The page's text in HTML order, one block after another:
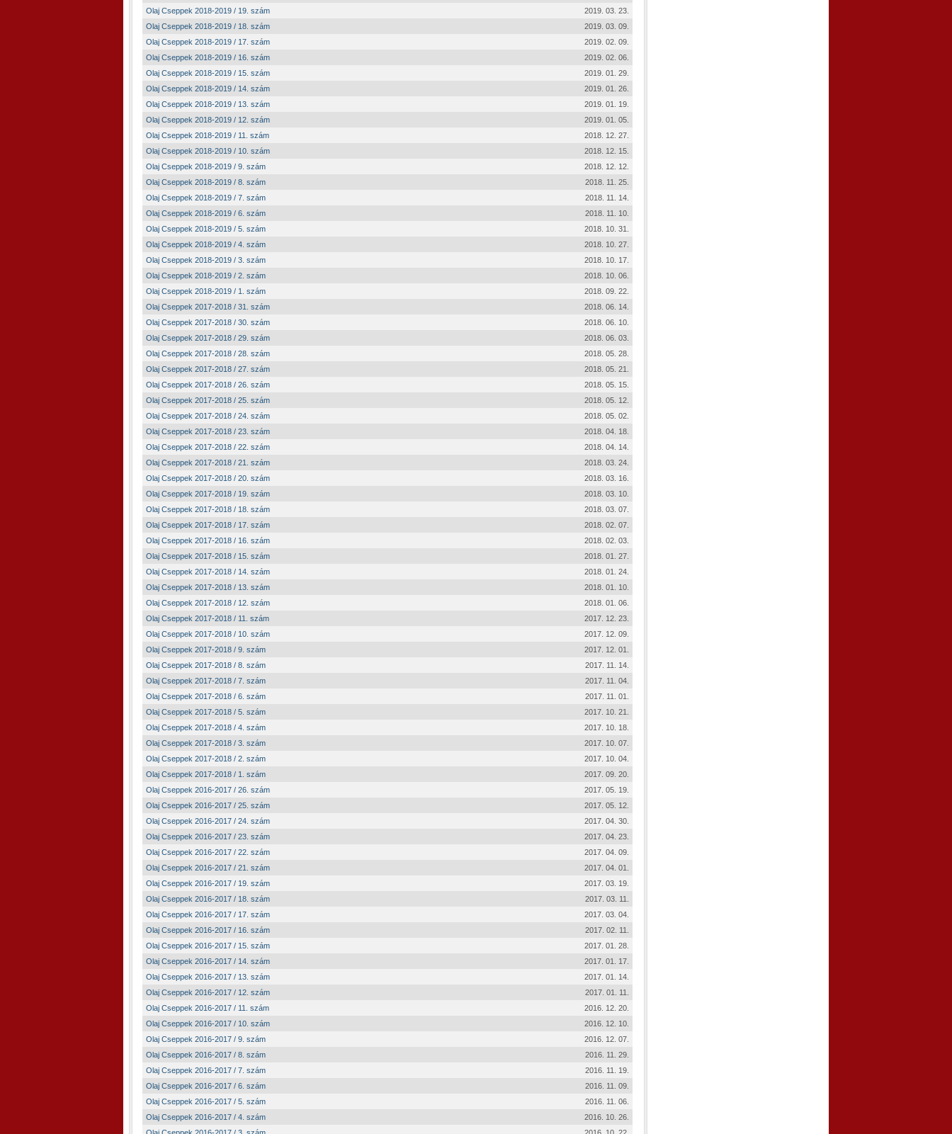
Olaj Cseppek 2018-2019 / 19. szám
2019. 03. 23.
Olaj Cseppek 2018-2019 / 18. szám
2019. 03. 09.
Olaj Cseppek 2018-2019 / 17. szám
2019. 02. 09.
Olaj Cseppek 2018-2019 / 16. szám
2019. 02. 06.
Olaj Cseppek 2018-2019 / 15. szám
2019. 01. 29.
Olaj Cseppek 2018-2019 / 14. szám
2019. 01. 26.
Olaj Cseppek 2018-2019 / 13. szám
2019. 01. 19.
Olaj Cseppek 2018-2019 / 12. szám
2019. 01. 05.
Olaj Cseppek 2018-2019 / 11. szám
2018. 12. 27.
Olaj Cseppek 2018-2019 / 10. szám
2018. 12. 15.
Olaj Cseppek 2018-2019 / 9. szám
2018. 12. 12.
Olaj Cseppek 2018-2019 / 8. szám
2018. 11. 25.
Olaj Cseppek 2018-2019 / 7. szám
2018. 11. 14.
Olaj Cseppek 2018-2019 / 6. szám
2018. 11. 10.
Olaj Cseppek 2018-2019 / 5. szám
2018. 10. 31.
Olaj Cseppek 2018-2019 / 4. szám
2018. 10. 27.
Olaj Cseppek 2018-2019 / 3. szám
2018. 10. 17.
Olaj Cseppek 2018-2019 / 2. szám
2018. 10. 06.
Olaj Cseppek 2018-2019 / 1. szám
2018. 09. 22.
Olaj Cseppek 2017-2018 / 31. szám
2018. 06. 14.
Olaj Cseppek 2017-2018 / 30. szám
2018. 06. 10.
Olaj Cseppek 2017-2018 / 29. szám
2018. 06. 03.
Olaj Cseppek 2017-2018 / 28. szám
2018. 05. 28.
Olaj Cseppek 2017-2018 / 27. szám
2018. 05. 21.
Olaj Cseppek 2017-2018 / 26. szám
2018. 05. 15.
Olaj Cseppek 2017-2018 / 25. szám
2018. 05. 12.
Olaj Cseppek 2017-2018 / 24. szám
2018. 05. 02.
Olaj Cseppek 2017-2018 / 23. szám
2018. 04. 18.
Olaj Cseppek 2017-2018 / 22. szám
2018. 04. 14.
Olaj Cseppek 2017-2018 / 21. szám
2018. 03. 24.
Olaj Cseppek 2017-2018 / 20. szám
2018. 03. 16.
Olaj Cseppek 2017-2018 / 19. szám
2018. 03. 10.
Olaj Cseppek 2017-2018 / 18. szám
2018. 03. 07.
Olaj Cseppek 2017-2018 / 17. szám
2018. 02. 07.
Olaj Cseppek 2017-2018 / 16. szám
2018. 02. 03.
Olaj Cseppek 2017-2018 / 15. szám
2018. 01. 27.
Olaj Cseppek 2017-2018 / 14. szám
2018. 01. 24.
Olaj Cseppek 2017-2018 / 13. szám
2018. 01. 10.
Olaj Cseppek 2017-2018 / 12. szám
2018. 01. 06.
Olaj Cseppek 2017-2018 / 11. szám
2017. 12. 23.
Olaj Cseppek 2017-2018 / 10. szám
2017. 12. 09.
Olaj Cseppek 2017-2018 / 9. szám
2017. 12. 01.
Olaj Cseppek 2017-2018 / 8. szám
2017. 11. 14.
Olaj Cseppek 2017-2018 / 7. szám
2017. 11. 04.
Olaj Cseppek 2017-2018 / 6. szám
2017. 11. 01.
Olaj Cseppek 2017-2018 / 5. szám
2017. 10. 21.
Olaj Cseppek 2017-2018 / 4. szám
2017. 10. 18.
Olaj Cseppek 2017-2018 / 3. szám
2017. 10. 07.
Olaj Cseppek 2017-2018 / 2. szám
2017. 10. 04.
Olaj Cseppek 2017-2018 / 1. szám
2017. 09. 20.
Olaj Cseppek 2016-2017 / 26. szám
2017. 05. 19.
Olaj Cseppek 2016-2017 / 25. szám
2017. 05. 12.
Olaj Cseppek 2016-2017 / 24. szám
2017. 04. 30.
Olaj Cseppek 2016-2017 / 23. szám
2017. 04. 23.
Olaj Cseppek 2016-2017 / 22. szám
2017. 04. 09.
Olaj Cseppek 2016-2017 / 21. szám
2017. 04. 01.
Olaj Cseppek 2016-2017 / 19. szám
2017. 03. 19.
Olaj Cseppek 2016-2017 / 18. szám
2017. 03. 11.
Olaj Cseppek 2016-2017 / 17. szám
2017. 03. 04.
Olaj Cseppek 2016-2017 / 16. szám
2017. 02. 11.
Olaj Cseppek 2016-2017 / 15. szám
2017. 01. 28.
Olaj Cseppek 2016-2017 / 14. szám
2017. 01. 17.
Olaj Cseppek 2016-2017 / 13. szám
2017. 01. 14.
Olaj Cseppek 2016-2017 / 12. szám
2017. 01. 11.
Olaj Cseppek 2016-2017 / 11. szám
2016. 12. 20.
Olaj Cseppek 2016-2017 / 10. szám
2016. 12. 10.
Olaj Cseppek 2016-2017 / 9. szám
2016. 12. 07.
Olaj Cseppek 2016-2017 / 8. szám
2016. 11. 29.
Olaj Cseppek 2016-2017 / 7. szám
2016. 11. 19.
Olaj Cseppek 2016-2017 / 6. szám
2016. 11. 09.
Olaj Cseppek 2016-2017 / 5. szám
2016. 11. 06.
Olaj Cseppek 2016-2017 / 4. szám
2016. 10. 26.